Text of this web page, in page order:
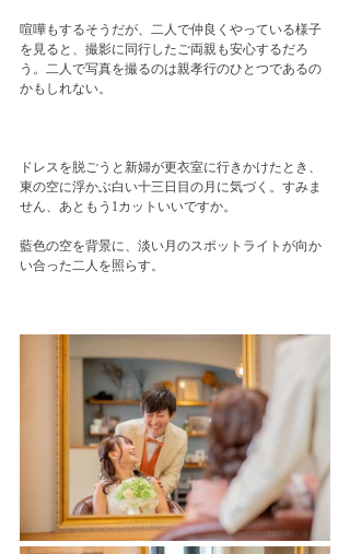
喧嘩もするそうだが、二人で仲良くやっている様子
を見ると、撮影に同行したご両親も安心するだろ
う。二人で写真を撮るのは親孝行のひとつであるの
かもしれない。
ドレスを脱ごうと新婦が更衣室に行きかけたとき、
東の空に浮かぶ白い十三日目の月に気づく。すみま
せん、あともう1カットいいですか。
藍色の空を背景に、淡い月のスポットライトが向か
い合った二人を照らす。